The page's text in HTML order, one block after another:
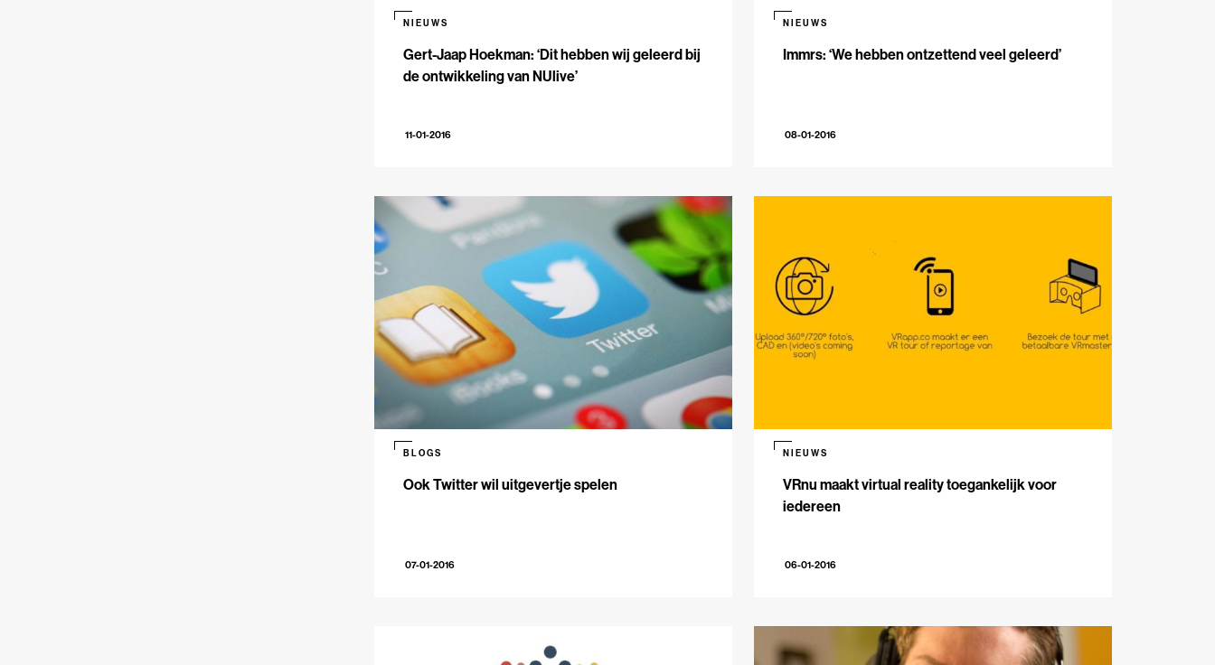
Gert-Jaap Hoekman: ‘Dit hebben wij geleerd bij
de ontwikkeling van NUlive’
NIEUWS
11-01-2016
Immrs: ‘We hebben ontzettend veel geleerd’
NIEUWS
08-01-2016
Ook Twitter wil uitgevertje spelen
BLOGS
07-01-2016
VRnu maakt virtual reality toegankelijk voor
iedereen
NIEUWS
06-01-2016